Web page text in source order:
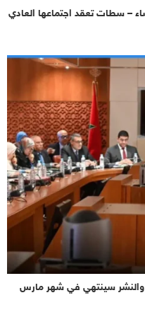
– سطات تعقد اجتماعها العادي
والنشر سينتهي في شهر مارس